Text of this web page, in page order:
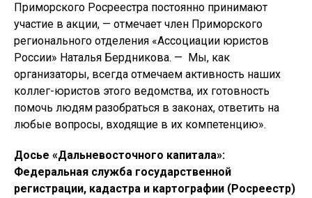
Приморского Росреестра постоянно принимают
участие в акции, — отмечает член Приморского
регионального отделения «Ассоциации юристов
России» Наталья Бердникова. — Мы, как
организаторы, всегда отмечаем активность наших
коллег-юристов этого ведомства, их готовность
помочь людям разобраться в законах, ответить на
любые вопросы, входящие в их компетенцию».
Досье «Дальневосточного капитала»:
Федеральная служба государственной
регистрации, кадастра и картографии (Росреестр)